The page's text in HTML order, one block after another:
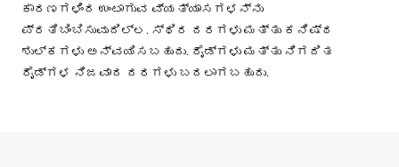
ಕಾರಣಗಳಿಂದ ಉಂಟಾಗುವ ವ್ಯತ್ಯಾಸಗಳನ್ನು
ಪ್ರತಿಬಿಂಬಿಸುವುದಿಲ್ಲ. ಸ್ಥಿರ ದರಗಳು ಮತ್ತು ಕನಿಷ್ಠ
ಶುಲ್ಕಗಳು ಅನ್ವಯಿಸಬಹುದು. ರೈಡ್‌ಗಳು ಮತ್ತು ನಿಗದಿತ
ರೈಡ್‌ಗಳ ನಿಜವಾದ ದರಗಳು ಬದಲಾಗಬಹುದು.